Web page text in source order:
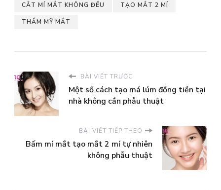
CẮT MÍ MẮT KHÔNG ĐỀU TẠO MẮT 2 MÍ
THẨM MỸ MẮT
BÀI VIẾT TRƯỚC
Một số cách tạo má lúm đồng tiền tại
nhà không cần phẫu thuật
BÀI VIẾT TIẾP THEO
Bấm mí mắt tạo mắt 2 mí tự nhiên
không phẫu thuật